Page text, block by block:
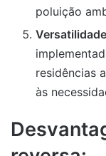
poluição
residências
às